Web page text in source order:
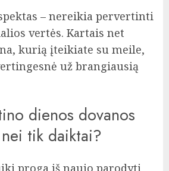
– nereikia pervertinti
vertės. Kartais net
kurią įteikiate su meile,
už brangiausią
dienos dovanos
tik daiktai?
proga iš naujo parodyti